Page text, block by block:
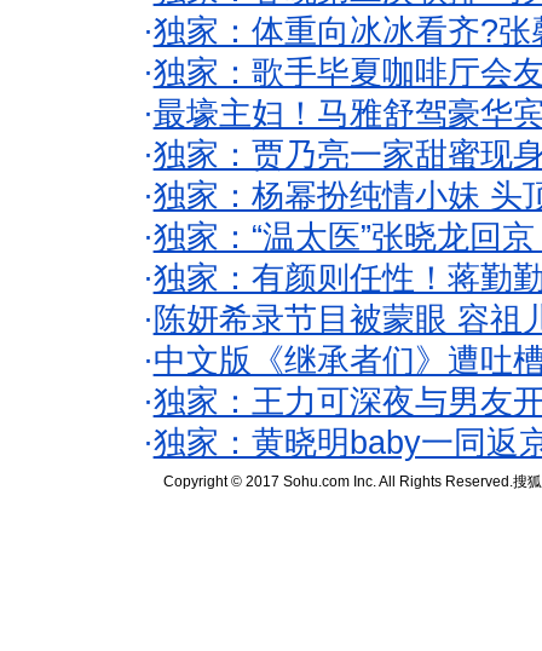
·独家：体重向冰冰看齐?
·独家：歌手毕夏咖啡厅会
·最壕主妇！马雅舒驾豪华
·独家：贾乃亮一家甜蜜现
·独家：杨幂扮纯情小妹 头
·独家：“温太医”张晓龙回
·独家：有颜则任性！蒋勤
· 陈妍希录节目被蒙眼 容祖
·中文版《继承者们》遭吐
·独家：王力可深夜与男友
·独家：黄晓明baby一同返
Copyright © 2017 Sohu.com Inc. All Rights Reserved.搜